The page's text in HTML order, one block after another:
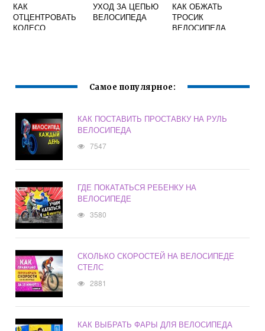
КАК
ОТЦЕНТРОВАТЬ
КОЛЕСО
УХОД ЗА ЦЕПЬЮ
ВЕЛОСИПЕДА
КАК ОБЖАТЬ
ТРОСИК
ВЕЛОСИПЕДА
Самое популярное:
КАК ПОСТАВИТЬ ПРОСТАВКУ НА РУЛЬ
ВЕЛОСИПЕДА
7547
ГДЕ ПОКАТАТЬСЯ РЕБЕНКУ НА
ВЕЛОСИПЕДЕ
3580
СКОЛЬКО СКОРОСТЕЙ НА ВЕЛОСИПЕДЕ
СТЕЛС
2881
КАК ВЫБРАТЬ ФАРЫ ДЛЯ ВЕЛОСИПЕДА